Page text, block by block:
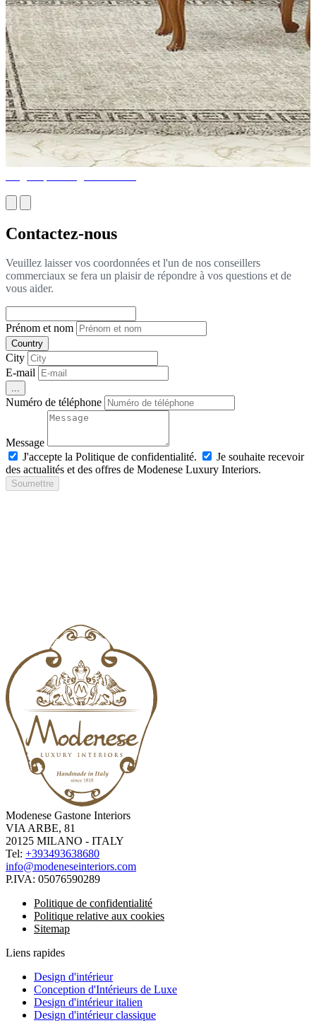
Contactez-nous
Veuillez laisser vos coordonnées et l'un de nos conseillers
commerciaux se fera un plaisir de répondre à vos questions et de
vous aider.
Prénom et nom
Country
City
E-mail
...
Numéro de téléphone
Message
J'accepte la Politique de confidentialité.
Je souhaite recevoir
des actualités et des offres de Modenese Luxury Interiors.
Soumettre
Modenese Gastone Interiors
VIA ARBE, 81
20125 MILANO - ITALY
Tel: +393493638680
info@modeneseinteriors.com
P.IVA: 05076590289
Politique de confidentialité
Politique relative aux cookies
Sitemap
Liens rapides
Design d'intérieur
Conception d'Intérieurs de Luxe
Design d'intérieur italien
Design d'intérieur classique